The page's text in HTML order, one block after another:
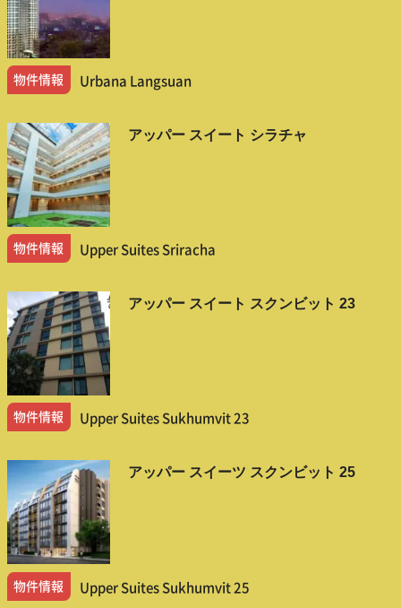
物件情報 Urbana Langsuan
アッパー スイート シラチャ
物件情報 Upper Suites Sriracha
アッパー スイート スクンビット 23
物件情報 Upper Suites Sukhumvit 23
アッパー スイーツ スクンビット 25
物件情報 Upper Suites Sukhumvit 25